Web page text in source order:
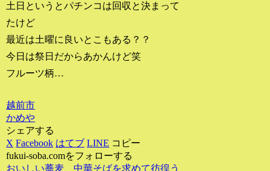
土日というとパチンコは回収と決まって
たけど
最近は土曜に良いとこもある？？
今日は祭日だからあかんけど笑
フルーツ柄…
越前市
かめや
シェアする
X Facebook はてブ LINE コピー
fukui-soba.comをフォローする
おいしい蕎麦、中華そばを求めて彷徨う